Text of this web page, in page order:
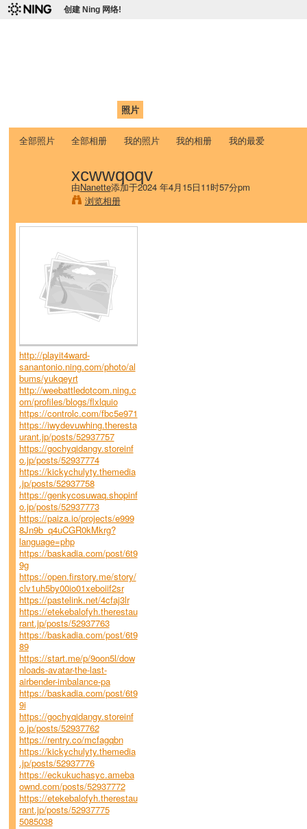
创建 Ning 网络!
照片
全部照片 全部相册 我的照片 我的相册 我的最爱
xcwwqoqv
由Nanette添加于2024 年4月15日11时57分pm
浏览相册
http://playit4ward-
sanantonio.ning.com/photo/al
bums/yukqeyrt
http://weebattledotcom.ning.c
om/profiles/blogs/flxlquio
https://controlc.com/fbc5e971
https://iwydevuwhing.theresta
urant.jp/posts/52937757
https://gochyqidangy.storeinf
o.jp/posts/52937774
https://kickychulyty.themedia
.jp/posts/52937758
https://genkycosuwaq.shopinf
o.jp/posts/52937773
https://paiza.io/projects/e999
8Jn9b_q4uCGR0kMkrg?
language=php
https://baskadia.com/post/6t9
9g
https://open.firstory.me/story/
clv1uh5by00io01xeboiif2sr
https://pastelink.net/4cfaj3lr
https://etekebalofyh.therestau
rant.jp/posts/52937763
https://baskadia.com/post/6t9
89
https://start.me/p/9oon5l/dow
nloads-avatar-the-last-
airbender-imbalance-pa
https://baskadia.com/post/6t9
9i
https://gochyqidangy.storeinf
o.jp/posts/52937762
https://rentry.co/mcfagqbn
https://kickychulyty.themedia
.jp/posts/52937776
https://eckukuchasyc.ameba
ownd.com/posts/52937772
https://etekebalofyh.therestau
rant.jp/posts/52937775
5085038